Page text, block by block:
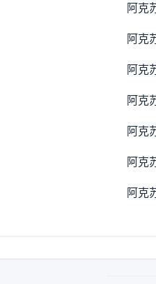
阿克
阿克
阿克
阿克
阿克
阿克
阿克